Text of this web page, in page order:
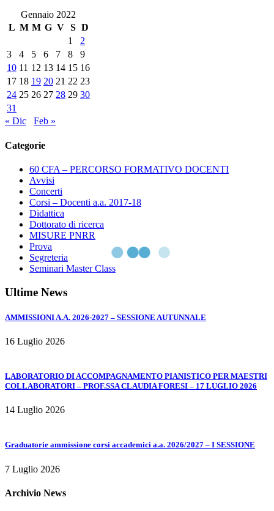
23
–
12
GENNAIO
2023
ORE
DELL’AQUILA
Gennaio 2022
L M M G V S D
1
2
3
4 5 6 7 8
9
10 11 12 13 14 15 16
17 18 19 20 21 22 23
24 25 26 27 28 29 30
31
« Dic
Feb »
Categorie
60 CFA – PERCORSO FORMATIVO DOCENTI
Avvisi
Concerti
Corsi – Docenti a.a. 2017-18
Didattica
Dottorato di ricerca
MISURE PNRR
Prova
Segreteria
Seminari Master Class
Ultime News
AMMISSIONI A.A. 2026-2027 – SESSIONE AUTUNNALE
16 Luglio 2026
LABORATORIO DI ACCOMPAGNAMENTO PIANISTICO PER MAESTRI
COLLABORATORI – PROF.SSA CLAUDIA FORESI – 17 LUGLIO 2026
14 Luglio 2026
Graduatorie ammissione corsi accademici a.a. 2026/2027 – I SESSIONE
7 Luglio 2026
Archivio News